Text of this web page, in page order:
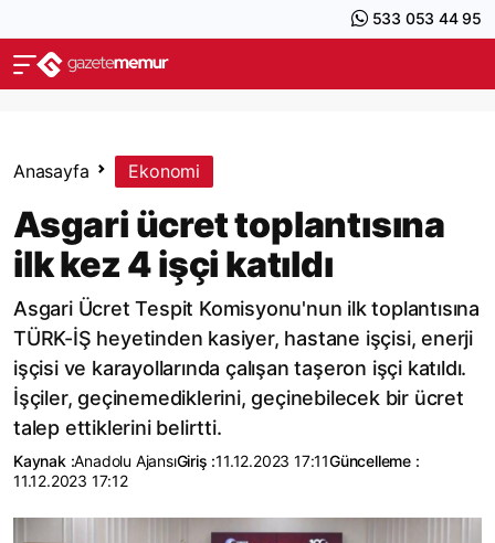
533 053 44 95
Anasayfa Ekonomi
Asgari ücret toplantısına
ilk kez 4 işçi katıldı
Asgari Ücret Tespit Komisyonu'nun ilk toplantısına
TÜRK-İŞ heyetinden kasiyer, hastane işçisi, enerji
işçisi ve karayollarında çalışan taşeron işçi katıldı.
İşçiler, geçinemediklerini, geçinebilecek bir ücret
talep ettiklerini belirtti.
Kaynak :Anadolu AjansıGiriş :11.12.2023 17:11Güncelleme :
11.12.2023 17:12